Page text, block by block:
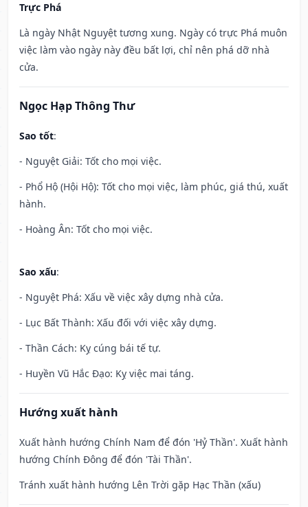
Trực Phá
Là ngày Nhật Nguyệt tương xung. Ngày có trực Phá muôn
việc làm vào ngày này đều bất lợi, chỉ nên phá dỡ nhà
cửa.
Ngọc Hạp Thông Thư
Sao tốt:
- Nguyệt Giải: Tốt cho mọi việc.
- Phổ Hộ (Hội Hộ): Tốt cho mọi việc, làm phúc, giá thú, xuất
hành.
- Hoàng Ân: Tốt cho mọi việc.
Sao xấu:
- Nguyệt Phá: Xấu về việc xây dựng nhà cửa.
- Lục Bất Thành: Xấu đối với việc xây dựng.
- Thần Cách: Kỵ cúng bái tế tự.
- Huyền Vũ Hắc Đạo: Kỵ việc mai táng.
Hướng xuất hành
Xuất hành hướng Chính Nam để đón 'Hỷ Thần'. Xuất hành
hướng Chính Đông để đón 'Tài Thần'.
Tránh xuất hành hướng Lên Trời gặp Hạc Thần (xấu)